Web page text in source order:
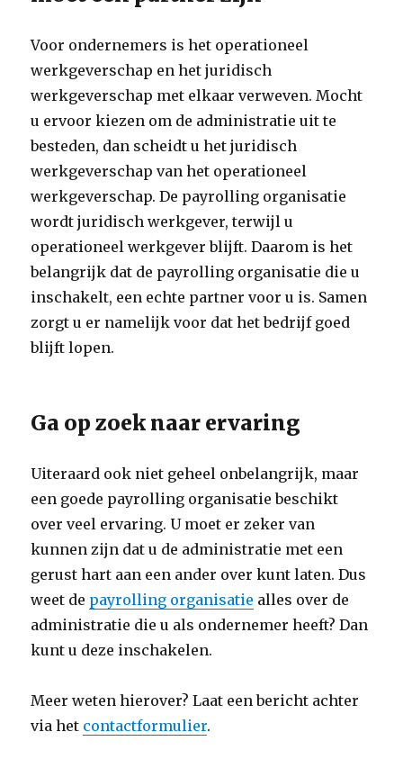
Voor ondernemers is het operationeel
werkgeverschap en het juridisch
werkgeverschap met elkaar verweven. Mocht
u ervoor kiezen om de administratie uit te
besteden, dan scheidt u het juridisch
werkgeverschap van het operationeel
werkgeverschap. De payrolling organisatie
wordt juridisch werkgever, terwijl u
operationeel werkgever blijft. Daarom is het
belangrijk dat de payrolling organisatie die u
inschakelt, een echte partner voor u is. Samen
zorgt u er namelijk voor dat het bedrijf goed
blijft lopen.
Ga op zoek naar ervaring
Uiteraard ook niet geheel onbelangrijk, maar
een goede payrolling organisatie beschikt
over veel ervaring. U moet er zeker van
kunnen zijn dat u de administratie met een
gerust hart aan een ander over kunt laten. Dus
weet de payrolling organisatie alles over de
administratie die u als ondernemer heeft? Dan
kunt u deze inschakelen.
Meer weten hierover? Laat een bericht achter
via het contactformulier.